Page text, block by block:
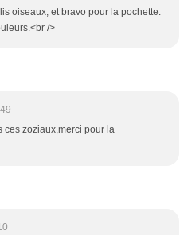
oiseaux, et bravo pour la pochette.
/>
ces zoziaux,merci pour la